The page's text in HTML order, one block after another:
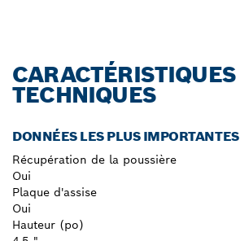
CARACTÉRISTIQUES
TECHNIQUES
DONNÉES LES PLUS IMPORTANTES
Récupération de la poussière
Oui
Plaque d'assise
Oui
Hauteur (po)